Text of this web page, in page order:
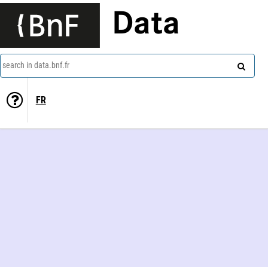
Data
search in data.bnf.fr
FR